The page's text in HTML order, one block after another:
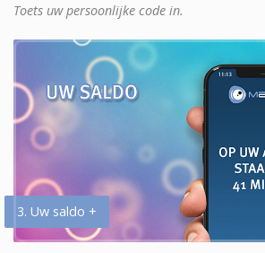
Toets uw persoonlijke code in.
3. Uw saldo +